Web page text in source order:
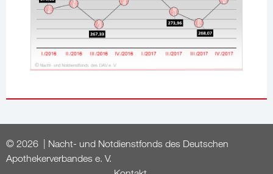
© 2026 | Nacht- und Notdienstfonds des Deutschen
Apothekerverbandes e. V.